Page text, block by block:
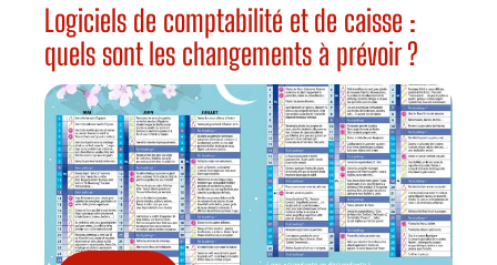
Logiciels de comptabilité et de caisse :
quels sont les changements à prévoir ?